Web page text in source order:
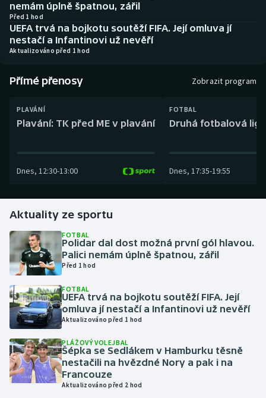
Boby a skeleton
Box
Curling
Dostihy
Gymnastika
Házená
Jezdectví
Judo
Krasobruslení
Lezení
Lyže a snowboard
AZ kvíz
nemám úplně špatnou, zářil
Před 1 hod
UEFA trvá na bojkotu soutěží FIFA. Její omluva jí
nestačí a Infantinovi už nevěří
Aktualizováno před 1 hod
Přímé přenosy Zobrazit program
PLAVÁNÍ
Plavání: TK před ME v plavání
Dnes, 12:30-13:00
FOTBAL
Druhá fotbalová
Dnes, 17:35-19:55
Aktuality ze sportu
FOTBAL
Polidar dal dost možná první gól hlavou.
Palici nemám úplně špatnou, zářil
Před 1 hod
FOTBAL
UEFA trvá na bojkotu soutěží FIFA. Její
omluva jí nestačí a Infantinovi už nevěří
Aktualizováno před 1 hod
PLÁŽOVÝ VOLEJBAL
Šépka se Sedlákem v Hamburku těsně
nestačili na hvězdné Nory a pak i na
Francouze
Aktualizováno před 2 hod